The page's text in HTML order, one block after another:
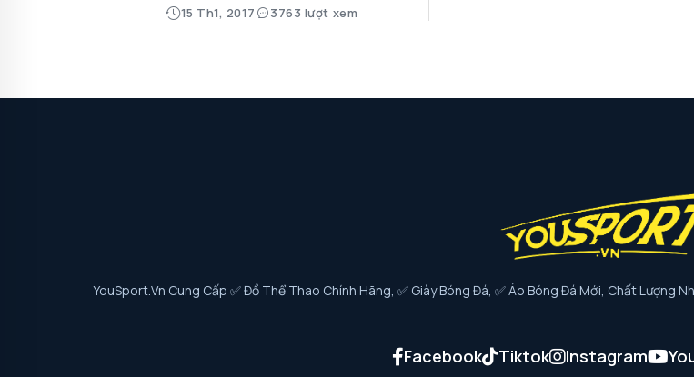
15 Th1, 2017 3763 lượt xem
YouSport.vn Cung Cấp ✅ Đồ Thể Thao Chính Hãng, ✅ Giày Bóng Đá, ✅ Áo Bóng Đá Mới, Chất Lượng
Facebook Tiktok Instagram